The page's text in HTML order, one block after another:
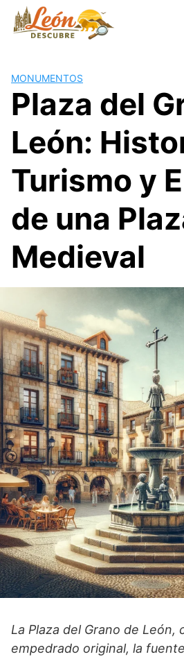
Saltar
contenido
MONUMENTOS
Plaza del
León:
Turismo y
de una
Medieval
La Plaza del Grano de León,
empedrado original, la